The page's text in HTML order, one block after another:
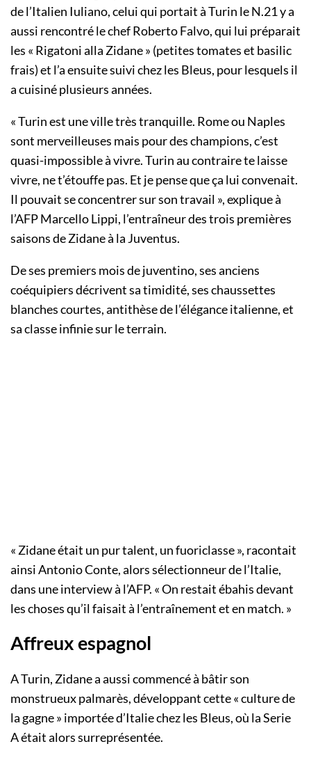
de l’Italien Iuliano, celui qui portait à Turin le N.21 y a
aussi rencontré le chef Roberto Falvo, qui lui préparait
les « Rigatoni alla Zidane » (petites tomates et basilic
frais) et l’a ensuite suivi chez les Bleus, pour lesquels il
a cuisiné plusieurs années.
« Turin est une ville très tranquille. Rome ou Naples
sont merveilleuses mais pour des champions, c’est
quasi-impossible à vivre. Turin au contraire te laisse
vivre, ne t’étouffe pas. Et je pense que ça lui convenait.
Il pouvait se concentrer sur son travail », explique à
l’AFP Marcello Lippi, l’entraîneur des trois premières
saisons de Zidane à la Juventus.
De ses premiers mois de juventino, ses anciens
coéquipiers décrivent sa timidité, ses chaussettes
blanches courtes, antithèse de l’élégance italienne, et
sa classe infinie sur le terrain.
« Zidane était un pur talent, un fuoriclasse », racontait
ainsi Antonio Conte, alors sélectionneur de l’Italie,
dans une interview à l’AFP. « On restait ébahis devant
les choses qu’il faisait à l’entraînement et en match. »
Affreux espagnol
A Turin, Zidane a aussi commencé à bâtir son
monstrueux palmarès, développant cette « culture de
la gagne » importée d’Italie chez les Bleus, où la Serie
A était alors surreprésentée.